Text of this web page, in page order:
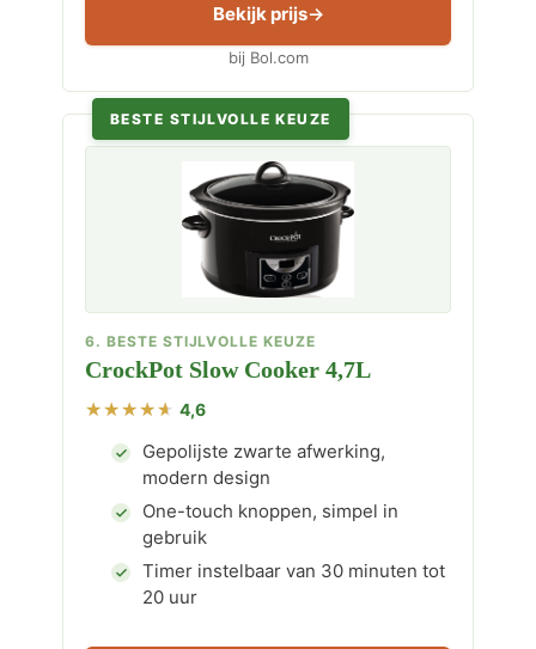
Bekijk prijs
bij Bol.com
BESTE STIJLVOLLE KEUZE
6. BESTE STIJLVOLLE KEUZE
CrockPot Slow Cooker 4,7L
4,6
Gepolijste zwarte afwerking,
modern design
One-touch knoppen, simpel in
gebruik
Timer instelbaar van 30 minuten tot
20 uur